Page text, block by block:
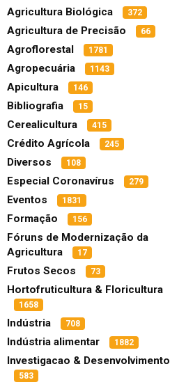
Agricultura Biológica 372
Agricultura de Precisão 66
Agroflorestal 1781
Agropecuária 1143
Apicultura 146
Bibliografia 15
Cerealicultura 415
Crédito Agrícola 245
Diversos 108
Especial Coronavírus 279
Eventos 1831
Formação 156
Fóruns de Modernização da
Agricultura
17
Frutos Secos 73
Hortofruticultura & Floricultura
1658
Indústria 708
Indústria alimentar 1882
Investigacao & Desenvolvimento
583